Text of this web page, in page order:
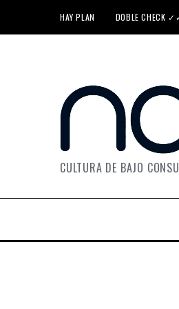
HAY PLAN DOBLE CHECK
CULTURA DE BAJO